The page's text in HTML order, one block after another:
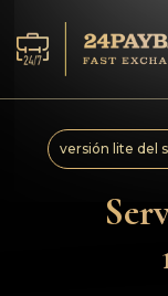
Servicios
Reservas
Para
versión lite del